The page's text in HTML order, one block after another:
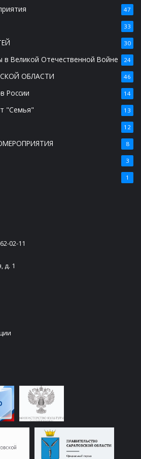
47
33
30
в Великой Отечественной Войне 24
ОБЛАСТИ 46
России 14
"Семья" 13
12
8
3
1
02-11
д. 1